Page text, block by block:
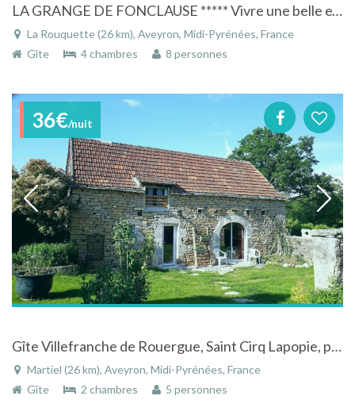
LA GRANGE DE FONCLAUSE ***** Vivre une belle expérience nature en Aveyron.
La Rouquette (26 km), Aveyron, Midi-Pyrénées, France
Gîte
4 chambres 8 personnes
36€/nuit
Gîte Villefranche de Rouergue, Saint Cirq Lapopie, pleine nature
Martiel (26 km), Aveyron, Midi-Pyrénées, France
Gîte
2 chambres 5 personnes